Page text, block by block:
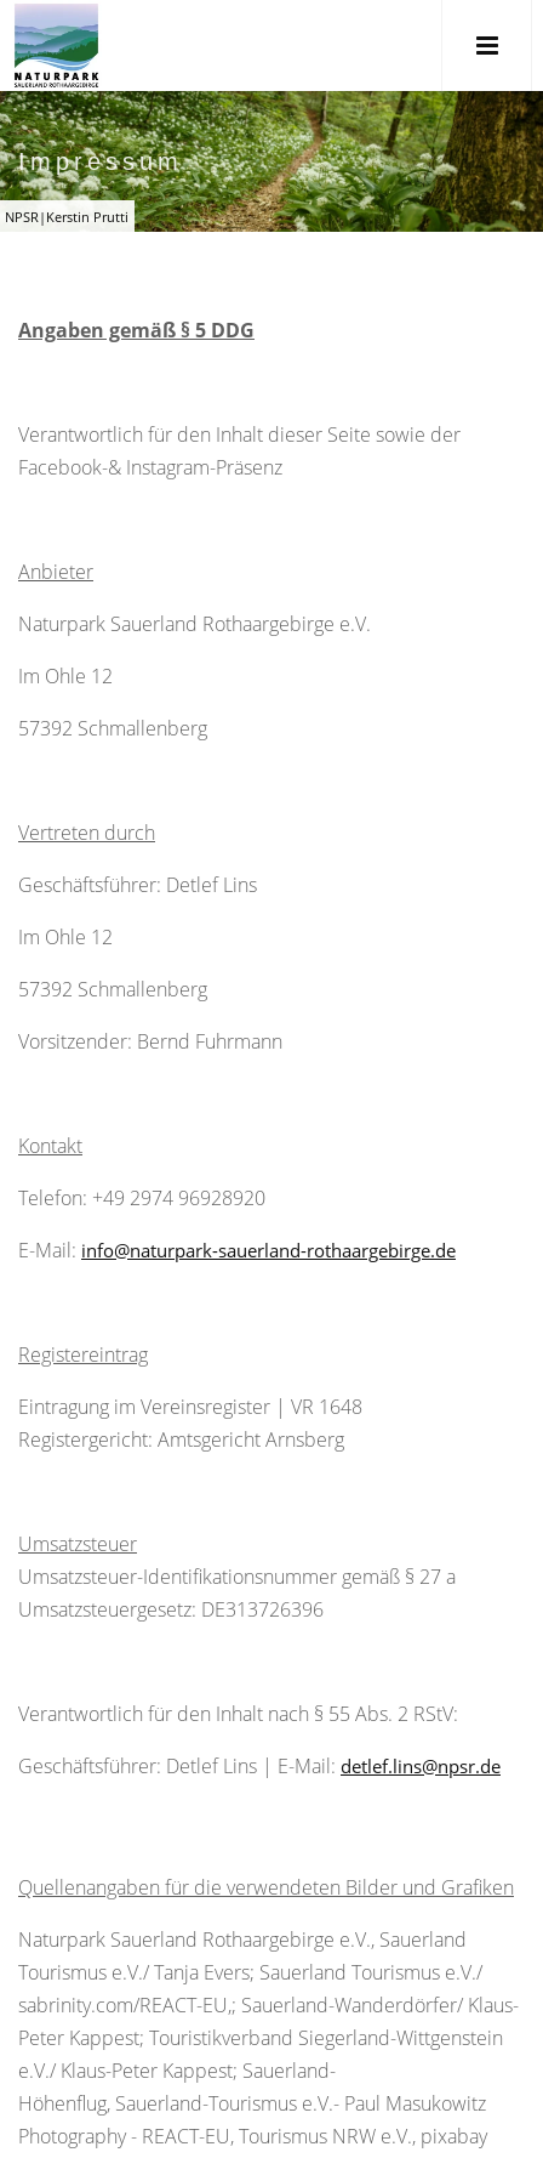
NPSR|Kerstin Prutti
Impressum
Angaben gemäß § 5 DDG
Verantwortlich für den Inhalt dieser Seite sowie der
Facebook-& Instagram-Präsenz
Anbieter
Naturpark Sauerland Rothaargebirge e.V.
Im Ohle 12
57392 Schmallenberg
Vertreten durch
Geschäftsführer: Detlef Lins
Im Ohle 12
57392 Schmallenberg
Vorsitzender: Bernd Fuhrmann
Kontakt
Telefon: +49 2974 96928920
E-Mail: info@naturpark-sauerland-rothaargebirge.de
Registereintrag
Eintragung im Vereinsregister | VR 1648
Registergericht: Amtsgericht Arnsberg
Umsatzsteuer
Umsatzsteuer-Identifikationsnummer gemäß § 27 a
Umsatzsteuergesetz: DE313726396
Verantwortlich für den Inhalt nach § 55 Abs. 2 RStV:
Geschäftsführer: Detlef Lins | E-Mail: detlef.lins@npsr.de
Quellenangaben für die verwendeten Bilder und Grafiken
Naturpark Sauerland Rothaargebirge e.V., Sauerland
Tourismus e.V./ Tanja Evers; Sauerland Tourismus e.V./
sabrinity.com/REACT-EU,; Sauerland-Wanderdörfer/ Klaus-
Peter Kappest; Touristikverband Siegerland-Wittgenstein
e.V./ Klaus-Peter Kappest; Sauerland-
Höhenflug, Sauerland-Tourismus e.V.- Paul Masukowitz
Photography - REACT-EU, Tourismus NRW e.V., pixabay